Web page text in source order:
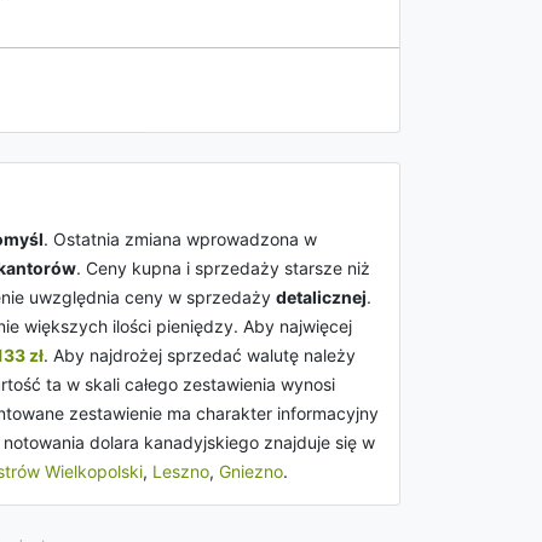
. Ostatnia zmiana wprowadzona w
. Ceny kupna i sprzedaży starsze niż
uwzględnia ceny w sprzedaży detalicznej.
większych ilości pieniędzy. Aby najwięcej
zł. Aby najdrożej sprzedać walutę należy
ta w skali całego zestawienia wynosi
zestawienie ma charakter informacyjny
dolara kanadyjskiego znajduje się w
Wielkopolski, Leszno, Gniezno.